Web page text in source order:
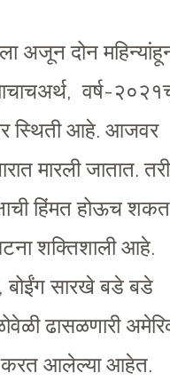
अजून दोन
वर्ष-
स्थिती आहे. आजवर
मारली जातात.
हिंमत होऊच शकत
शक्तिशाली आहे.
बोईंग सारखे बडे बडे
ढासळणारी
करत आलेल्या आहेत.